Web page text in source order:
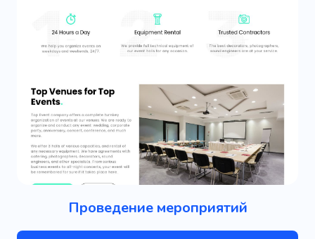
Проведение мероприятий